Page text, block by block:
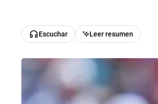
Escuchar Leer resumen